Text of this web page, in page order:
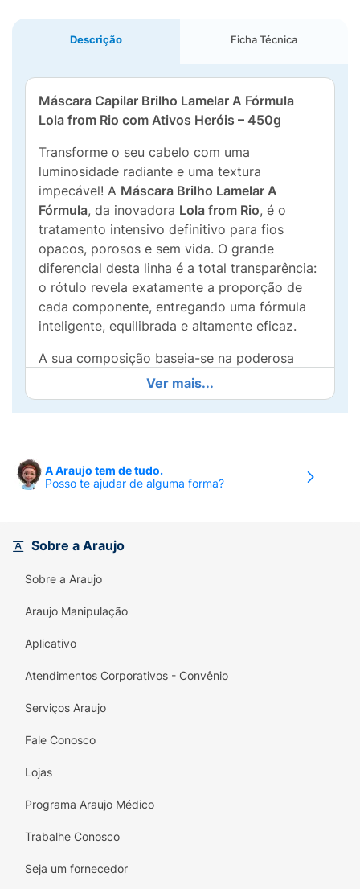
Descrição Ficha Técnica
Máscara Capilar Brilho Lamelar A Fórmula
Lola from Rio com Ativos Heróis – 450g
Transforme o seu cabelo com uma
luminosidade radiante e uma textura
impecável! A Máscara Brilho Lamelar A
Fórmula, da inovadora Lola from Rio, é o
tratamento intensivo definitivo para fios
opacos, porosos e sem vida. O grande
diferencial desta linha é a total transparência:
o rótulo revela exatamente a proporção de
cada componente, entregando uma fórmula
inteligente, equilibrada e altamente eficaz.
A sua composição baseia-se na poderosa
tecnologia lamelar, que age preenchendo as
irregularidades e falhas da fibra capilar. Ao
alisar a superfície das cutículas, o cabelo
formulação conta com um complexo de
~3,5% de "Ativos Heróis"
, uma seleção
arginina e glicerina. Juntos, esses ingredientes
botânicos e aminoácidos entregam
hidratação profunda, maciez extrema e
controle absoluto do frizz, sem pesar os fios.
Principais Benefícios:
Brilho Espelhado Extremo:A tecnologia
proporcionando uma luminosidade intensa
detalha as porcentagens da fórmula
(veículo, condicionantes, ativos, etc.),
aplicando no cabelo.
Complexo de Ativos Heróis:
Ver mais...
A Araujo tem de tudo.
Posso te ajudar de alguma forma?
Sobre a Araujo
Sobre a Araujo
Araujo Manipulação
Aplicativo
Atendimentos Corporativos - Convênio
Serviços Araujo
Fale Conosco
Lojas
Programa Araujo Médico
Trabalhe Conosco
Seja um fornecedor